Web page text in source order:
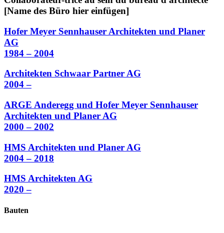
[Name des Büro hier einfügen]
Hofer Meyer Sennhauser Architekten und Planer
AG
1984 – 2004
Architekten Schwaar Partner AG
2004 –
ARGE Anderegg und Hofer Meyer Sennhauser
Architekten und Planer AG
2000 – 2002
HMS Architekten und Planer AG
2004 – 2018
HMS Architekten AG
2020 –
Bauten